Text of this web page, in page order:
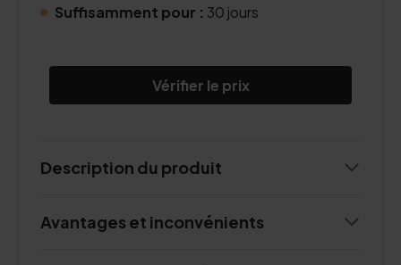
Suffisamment pour : 30 jours
Vérifier le prix
Description du produit
Avantages et inconvénients